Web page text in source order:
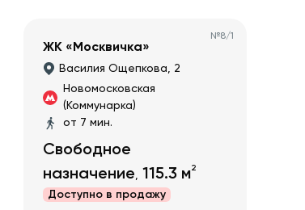
№8/1
ЖК «Москвичка»
Василия Ощепкова, 2
Новомосковская
(Коммунарка)
от 7 мин.
Свободное
назначение, 115.3 м2
Доступно в продажу